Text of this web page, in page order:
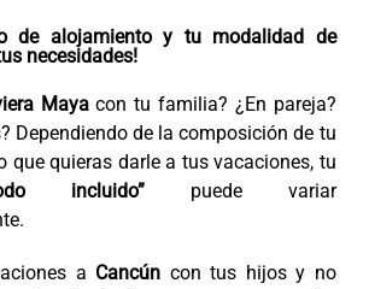
de alojamiento y tu modalidad de
necesidades!
Mayacon tu familia? ¿En pareja?
Dependiendo de la composición de tu
que quieras darle a tus vacaciones, tu
incluido” puede variar
a Cancún con tus hijos y no